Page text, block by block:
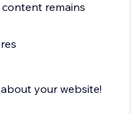
your website!